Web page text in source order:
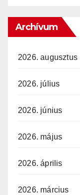
Archívum
2026. augusztus
2026. július
2026. június
2026. május
2026. április
2026. március